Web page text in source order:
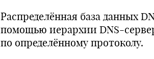
Распределённая база данных
помощью иерархии DNS-
по определённому протоколу.